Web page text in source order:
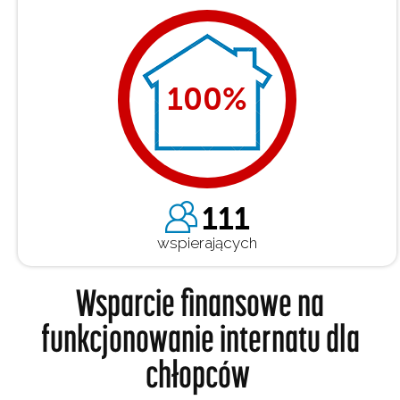
100%
111
wspierających
Wsparcie finansowe na
funkcjonowanie internatu dla
chłopców